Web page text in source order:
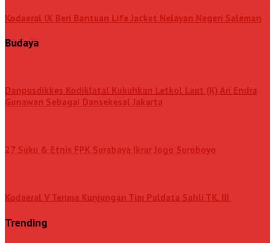
Kodaeral IX Beri Bantuan Life Jacket Nelayan Negeri Saleman
Budaya
Danpusdikkes Kodiklatal Kukuhkan Letkol Laut (K) Ari Endra
Gunawan Sebagai Dansekesal Jakarta
27 Suku & Etnis FPK Surabaya Ikrar Jogo Suroboyo
Kodaeral V Terima Kunjungan Tim Puldata Sahli TK. III
Trending